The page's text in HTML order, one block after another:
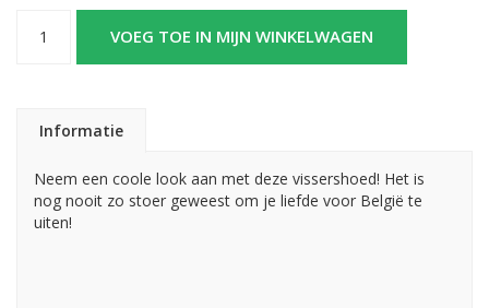
VOEG TOE IN MIJN WINKELWAGEN
Informatie
Neem een coole look aan met deze vissershoed! Het is
nog nooit zo stoer geweest om je liefde voor België te
uiten!